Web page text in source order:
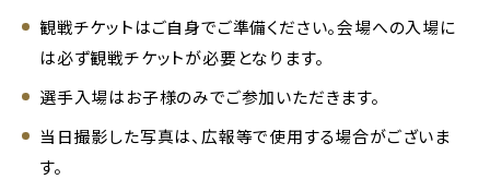
観戦チケットはご自身でご準備ください。会場への入場に
は必ず観戦チケットが必要となります。
選手入場はお子様のみでご参加いただきます。
当日撮影した写真は、広報等で使用する場合がございま
す。